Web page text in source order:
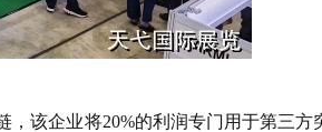
该企业将20%的利润专门用于第三方